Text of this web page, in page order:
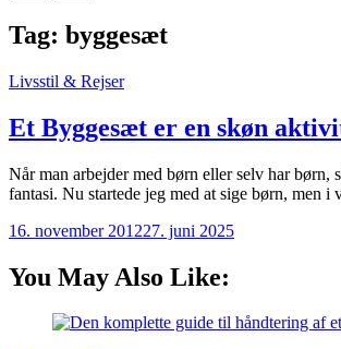
Tag: byggesæt
Livsstil & Rejser
Et Byggesæt er en skøn
Når man arbejder med børn eller selv har børn,
fantasi. Nu startede jeg med at sige børn, men
16. november 201227. juni 2025
You May Also Like: